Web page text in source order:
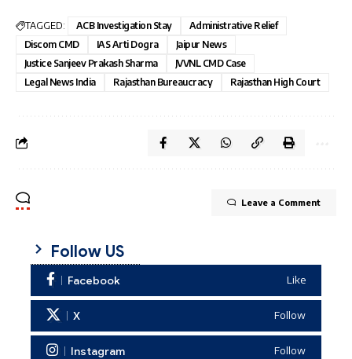
TAGGED: ACB Investigation Stay
Administrative Relief
Discom CMD
IAS Arti Dogra
Jaipur News
Justice Sanjeev Prakash Sharma
JVVNL CMD Case
Legal News India
Rajasthan Bureaucracy Rajasthan High Court
Leave a Comment
Follow US
Facebook Like
X Follow
Instagram Follow